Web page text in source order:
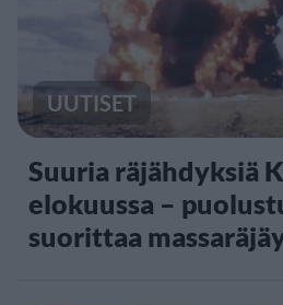
UUTISET
Suuria räjähdyksiä
elokuussa –
suorittaa